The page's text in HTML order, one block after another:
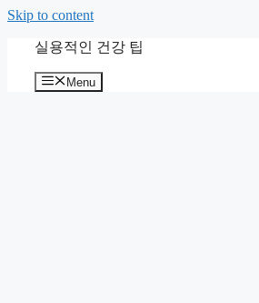
Skip to content
실용적인 건강 팁
Menu